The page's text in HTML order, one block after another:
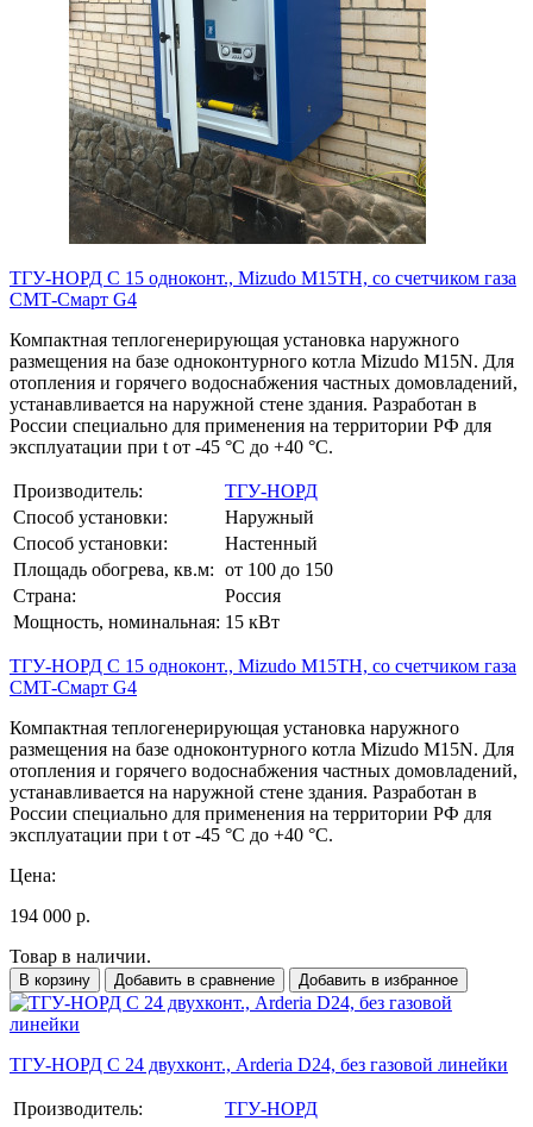
ТГУ-НОРД С 15 одноконт., Mizudo M15TH, со счетчиком газа
СМТ-Смарт G4
Компактная теплогенерирующая установка наружного
размещения на базе одноконтурного котла Mizudo M15N. Для
отопления и горячего водоснабжения частных домовладений,
устанавливается на наружной стене здания. Разработан в
России специально для применения на территории РФ для
эксплуатации при t от -45 °C до +40 °C.
Производитель:
ТГУ-НОРД
Способ установки:
Наружный
Способ установки:
Настенный
Площадь обогрева, кв.м: от 100 до 150
Страна:
Россия
Мощность, номинальная: 15 кВт
ТГУ-НОРД С 15 одноконт., Mizudo M15TH, со счетчиком газа
СМТ-Смарт G4
Компактная теплогенерирующая установка наружного
размещения на базе одноконтурного котла Mizudo M15N. Для
отопления и горячего водоснабжения частных домовладений,
устанавливается на наружной стене здания. Разработан в
России специально для применения на территории РФ для
эксплуатации при t от -45 °C до +40 °C.
Цена:
194 000 р.
Товар в наличии.
В корзину Добавить в сравнение Добавить в избранное
ТГУ-НОРД С 24 двухконт., Arderia D24, без газовой линейки
Производитель:
ТГУ-НОРД